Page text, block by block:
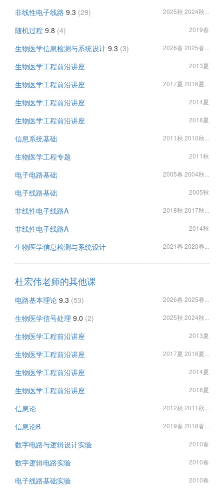
非线性电子线路 9.3 (29) 2025秋 2024秋...
随机过程 9.8 (4) 2019春
生物医学信息检测与系统设计 9.3 (3) 2026春 2025春...
生物医学工程前沿讲座 2013夏
生物医学工程前沿讲座 2017夏 2016夏...
生物医学工程前沿讲座 2014夏
生物医学工程前沿讲座 2018夏
信息系统基础 2011秋 2010秋...
生物医学工程专题 2011秋
电子电路基础 2005春 2004秋...
电子线路基础 2005秋
非线性电子线路A 2018秋 2017秋...
非线性电子线路A 2014秋
生物医学信息检测与系统设计 2021春 2020春...
杜宏伟老师的其他课
电路基本理论 9.3 (53) 2026春 2025春...
生物医学信号处理 9.0 (2) 2025秋 2024秋...
生物医学工程前沿讲座 2013夏
生物医学工程前沿讲座 2017夏 2016夏...
生物医学工程前沿讲座 2014夏
生物医学工程前沿讲座 2018夏
信息论 2012秋 2011秋...
信息论B 2019春 2018春...
数字电路与逻辑设计实验 2010春
数字逻辑电路实验 2010春
电子线路基础实验 2010春